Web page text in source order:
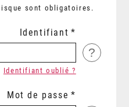
sont obligatoires.
Identifiant
?
Identifiant oublié ?
Mot de passe